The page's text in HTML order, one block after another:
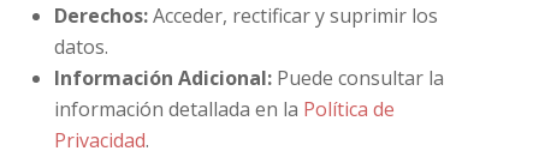
Derechos:Acceder, rectificar y suprimir los
datos.
Información Adicional:Puede consultar la
información detallada en la Política de
Privacidad.